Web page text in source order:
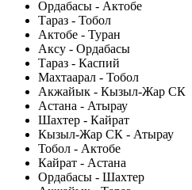
Ордабасы - Актобе
Тараз - Тобол
Актобе - Туран
Аксу - Ордабасы
Тараз - Каспий
Махтаарал - Тобол
Акжайык - Кызыл-Жар СК
Астана - Атырау
Шахтер - Кайрат
Кызыл-Жар СК - Атырау
Тобол - Актобе
Кайрат - Астана
Ордабасы - Шахтер